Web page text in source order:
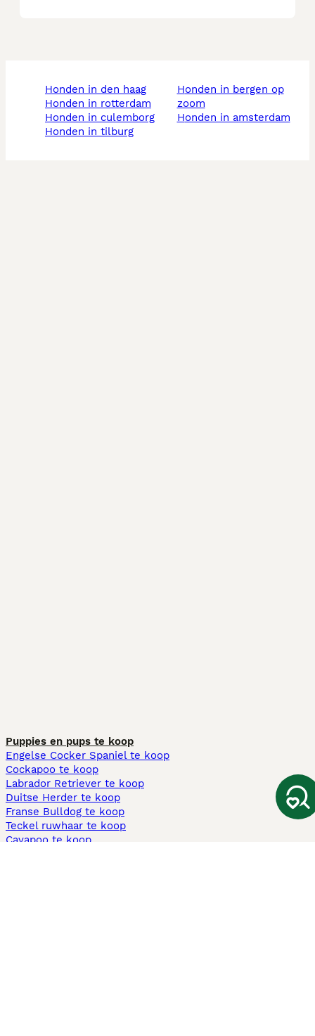
honden in den haag
honden in rotterdam
honden in culemborg
honden in tilburg
honden in bergen op
zoom
honden in amsterdam
Puppies en pups te koop
Engelse Cocker Spaniel te koop
Cockapoo te koop
Labrador Retriever te koop
Duitse Herder te koop
Franse Bulldog te koop
Teckel ruwhaar te koop
Cavapoo te koop